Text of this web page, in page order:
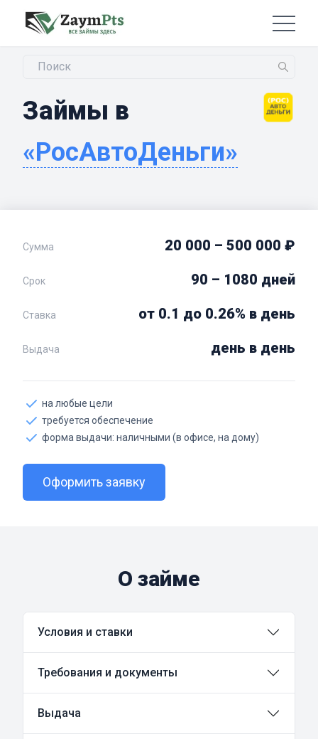
Займы в
«РосАвтоДеньги»
Сумма 20 000 – 500 000 ₽
Срок 90 – 1080 дней
Ставка от 0.1 до 0.26% в день
Выдача день в день
на любые цели
требуется обеспечение
форма выдачи: наличными (в офисе, на дому)
Оформить заявку
О займе
Условия и ставки
Требования и документы
Выдача